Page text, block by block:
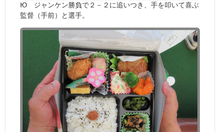
Ю ジャンケン勝負で２－２に追いつき、手を叩いて喜ぶ
監督（手前）と選手。